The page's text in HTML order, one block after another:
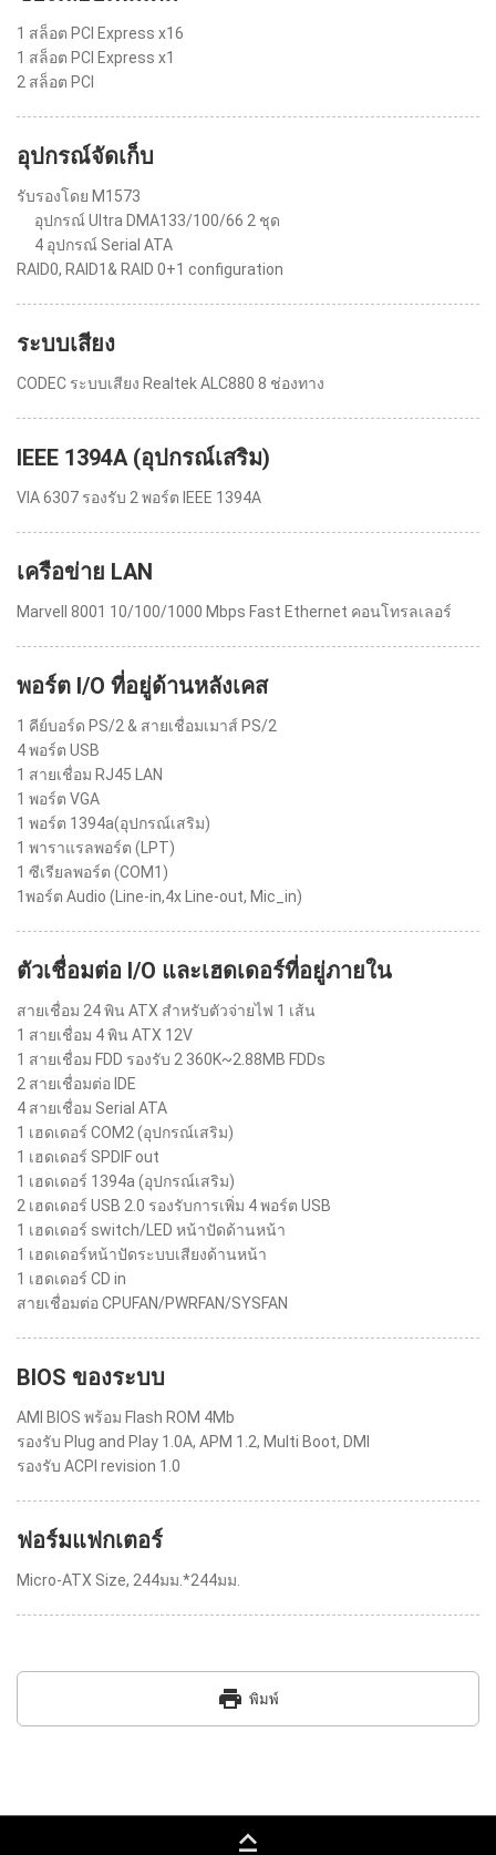
1 สล็อต PCI Express x16
1 สล็อต PCI Express x1
2 สล็อต PCI
อุปกรณ์จัดเก็บ
รับรองโดย M1573
อุปกรณ์ Ultra DMA133/100/66 2 ชุด
4 อุปกรณ์ Serial ATA
RAID0, RAID1& RAID 0+1 configuration
ระบบเสียง
CODEC ระบบเสียง Realtek ALC880 8 ช่องทาง
IEEE 1394A (อุปกรณ์เสริม)
VIA 6307 รองรับ 2 พอร์ต IEEE 1394A
เครือข่าย LAN
Marvell 8001 10/100/1000 Mbps Fast Ethernet คอนโทรลเลอร์
พอร์ต I/O ที่อยู่ด้านหลังเคส
1 คีย์บอร์ด PS/2 & สายเชื่อมเมาส์ PS/2
4 พอร์ต USB
1 สายเชื่อม RJ45 LAN
1 พอร์ต VGA
1 พอร์ต 1394a(อุปกรณ์เสริม)
1 พาราแรลพอร์ต (LPT)
1 ซีเรียลพอร์ต (COM1)
1พอร์ต Audio (Line-in,4x Line-out, Mic_in)
ตัวเชื่อมต่อ I/O และเฮดเดอร์ที่อยู่ภายใน
สายเชื่อม 24 พิน ATX สำหรับตัวจ่ายไฟ 1 เส้น
1 สายเชื่อม 4 พิน ATX 12V
1 สายเชื่อม FDD รองรับ 2 360K~2.88MB FDDs
2 สายเชื่อมต่อ IDE
4 สายเชื่อม Serial ATA
1 เฮดเดอร์ COM2 (อุปกรณ์เสริม)
1 เฮดเดอร์ SPDIF out
1 เฮดเดอร์ 1394a (อุปกรณ์เสริม)
2 เฮดเดอร์ USB 2.0 รองรับการเพิ่ม 4 พอร์ต USB
1 เฮดเดอร์ switch/LED หน้าปัดด้านหน้า
1 เฮดเดอร์หน้าปัดระบบเสียงด้านหน้า
1 เฮดเดอร์ CD in
สายเชื่อมต่อ CPUFAN/PWRFAN/SYSFAN
BIOS ของระบบ
AMI BIOS พร้อม Flash ROM 4Mb
รองรับ Plug and Play 1.0A, APM 1.2, Multi Boot, DMI
รองรับ ACPI revision 1.0
ฟอร์มแฟกเตอร์
Micro-ATX Size, 244มม.*244มม.
print พิมพ์
keyboard_capslock